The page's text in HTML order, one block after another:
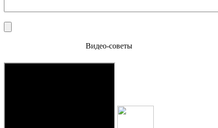
Видео-советы